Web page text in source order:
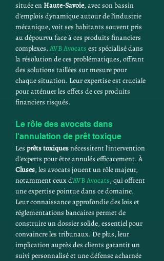
située en Haute-Savoie, avec son bassin
d'emplois dynamique autour de l'industrie
mécanique, voit ses habitants souvent pris
au dépourvu face à ces produits financiers
complexes. AVB Avocats est spécialisé dans
la résolution de ces problématiques, offrant
des solutions taillées sur mesure pour
chaque situation. Leur expertise est cruciale
pour atténuer les effets de ces produits
financiers risqués.
Le rôle des avocats dans
l'annulation de prêt toxique
Les prêts toxiques nécessitent l'intervention
d'experts pour être annulés efficacement. À
Cluses, les avocats jouent un rôle majeur,
notamment ceux d'AVB Avocats, qui offrent
une expertise pointue dans ce domaine.
Leur connaissance approfondie des lois et
réglementations bancaires permet de
construire un dossier solide, essentiel pour
convaincre les tribunaux. De plus, leur
implication auprès des clients garantit un
suivi personnalisé et une défense acharnée